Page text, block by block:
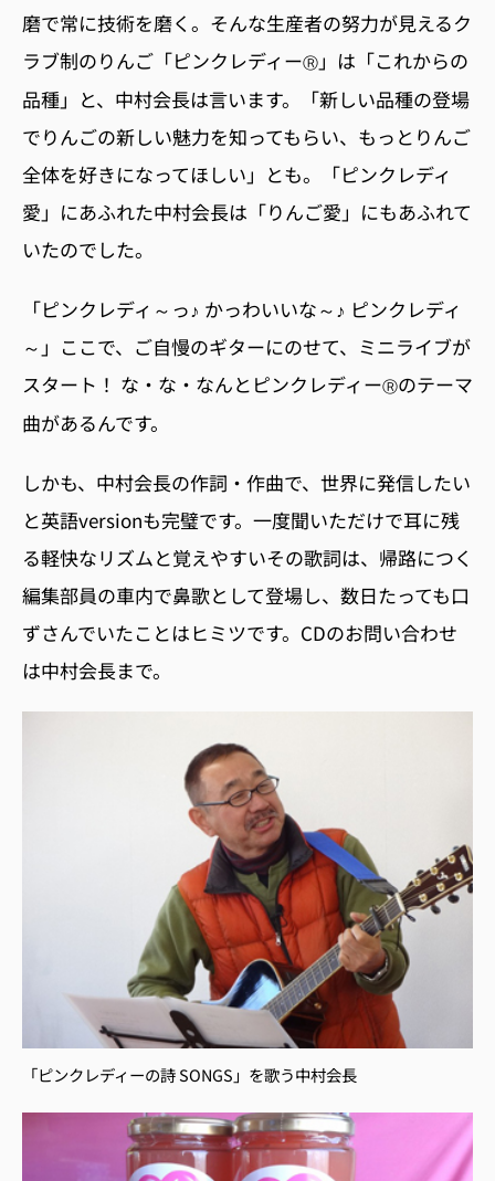
磨で常に技術を磨く。そんな生産者の努力が見えるク
ラブ制のりんご「ピンクレディーⓇ 」は「これからの
品種」と、中村会長は言います。「新しい品種の登場
でりんごの新しい魅力を知ってもらい、もっとりんご
全体を好きになってほしい」とも。「ピンクレディ
愛」にあふれた中村会長は「りんご愛」にもあふれて
いたのでした。
「ピンクレディ～っ♪ かっわいいな～♪ ピンクレディ
～」ここで、ご自慢のギターにのせて、ミニライブが
スタート！ な・な・なんとピンクレディーⓇのテーマ
曲があるんです。
しかも、中村会長の作詞・作曲で、世界に発信したい
と英語versionも完璧です。一度聞いただけで耳に残
る軽快なリズムと覚えやすいその歌詞は、帰路につく
編集部員の車内で鼻歌として登場し、数日たっても口
ずさんでいたことはヒミツです。CDのお問い合わせ
は中村会長まで。
「ピンクレディーの詩 SONGS」を歌う中村会長